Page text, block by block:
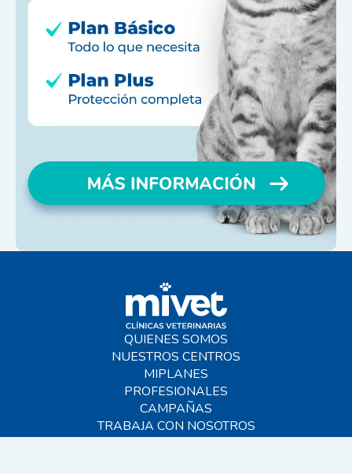
QUIENES SOMOS
NUESTROS CENTROS
MIPLANES
PROFESIONALES
CAMPAÑAS
TRABAJA CON NOSOTROS
BLOG